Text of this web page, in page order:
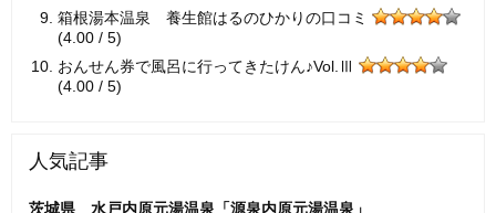
箱根湯本温泉 養生館はるのひかりの口コミ
(4.00 / 5)
おんせん券で風呂に行ってきたけん♪Vol.Ⅲ
(4.00 / 5)
人気記事
茨城県 水戸内原元湯温泉「源泉内原元湯温泉」